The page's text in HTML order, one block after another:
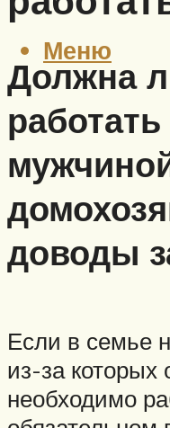
Меню
Должна
доводы
Если в семье
из-за которых
необходимо